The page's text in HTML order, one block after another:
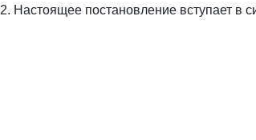
2. Настоящее постановление вступает в